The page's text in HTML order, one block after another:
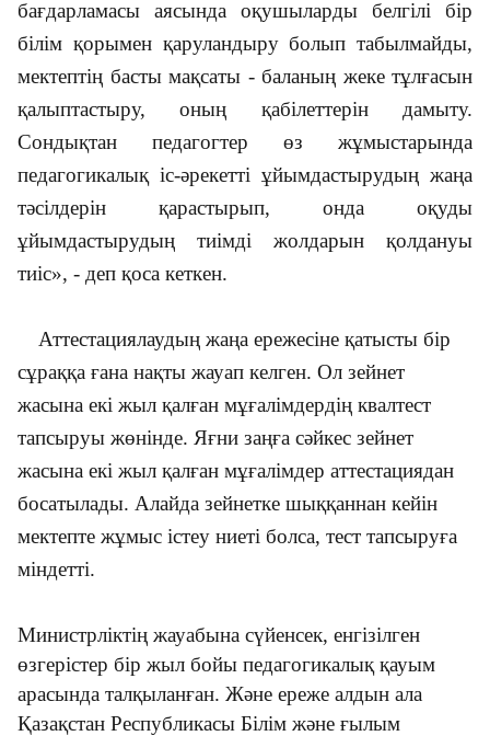
бағдарламасы аясында оқушыларды белгілі бір
білім қорымен қаруландыру болып табылмайды,
мектептің басты мақсаты - баланың жеке тұлғасын
қалыптастыру, оның қабілеттерін дамыту.
Сондықтан педагогтер өз жұмыстарында
педагогикалық іс-әрекетті ұйымдастырудың жаңа
тәсілдерін қарастырып, онда оқуды
ұйымдастырудың тиімді жолдарын қолдануы
тиіс», - деп қоса кеткен.
Аттестациялаудың жаңа ережесіне қатысты бір
сұраққа ғана нақты жауап келген. Ол зейнет
жасына екі жыл қалған мұғалімдердің квалтест
тапсыруы жөнінде. Яғни заңға сәйкес зейнет
жасына екі жыл қалған мұғалімдер аттестациядан
босатылады. Алайда зейнетке шыққаннан кейін
мектепте жұмыс істеу ниеті болса, тест тапсыруға
міндетті.
Министрліктің жауабына сүйенсек, енгізілген
өзгерістер бір жыл бойы педагогикалық қауым
арасында талқыланған. Және ереже алдын ала
Қазақстан Республикасы Білім және ғылым